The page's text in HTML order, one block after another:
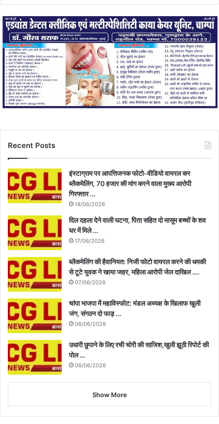
Recent Posts
इंस्टाग्राम पर आपत्तिजनक फोटो-वीडियो वायरल कर
ब्लैकमेलिंग, 70 हजार की मांग करने वाला मुख्य आरोपी
गिरफ्तार …
18/06/2026
दिल दहला देने वाली घटना, पिता सहित दो मासूम बच्चों के शव
घर में मिले …
17/06/2026
ब्लैकमेलिंग की हैवानियत: निजी फोटो वायरल करने की धमकी
से टूटे युवक ने खाया जहर, महिला आरोपी जेल दाखिल ….
07/06/2026
चांपा भाजपा में महाविस्फोट: मंडल अध्यक्ष के खिलाफ खुली
जंग, संगठन दो फाड़ …
06/06/2026
उधारी छुपाने के लिए रची चोरी की साजिश,खुली झूठी रिपोर्ट की
पोल …
06/06/2026
Show More